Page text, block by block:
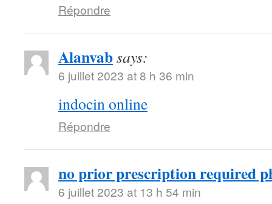
Répondre
Alanvabsays:
6 juillet 2023 at 8 h 36 min
indocin online
Répondre
no prior prescription required
6 juillet 2023 at 13 h 54 min